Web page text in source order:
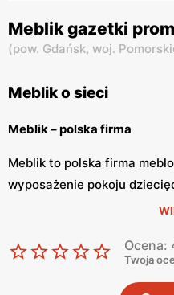
Meblik gazetki
(pow. Gdańsk, woj.
Meblik o sieci
Meblik – polska firma
Meblik to polska firma
wyposażenie pokoju
roku. Meblik korzysta z
dzieci. Dzięki takim i innym
doceniana na cłąym świecie.
Ocena:
Twoja